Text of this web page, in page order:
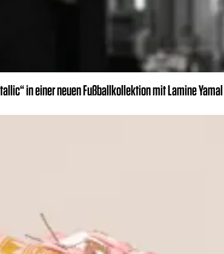
in einer neuen Fußballkollektion mit Lamine